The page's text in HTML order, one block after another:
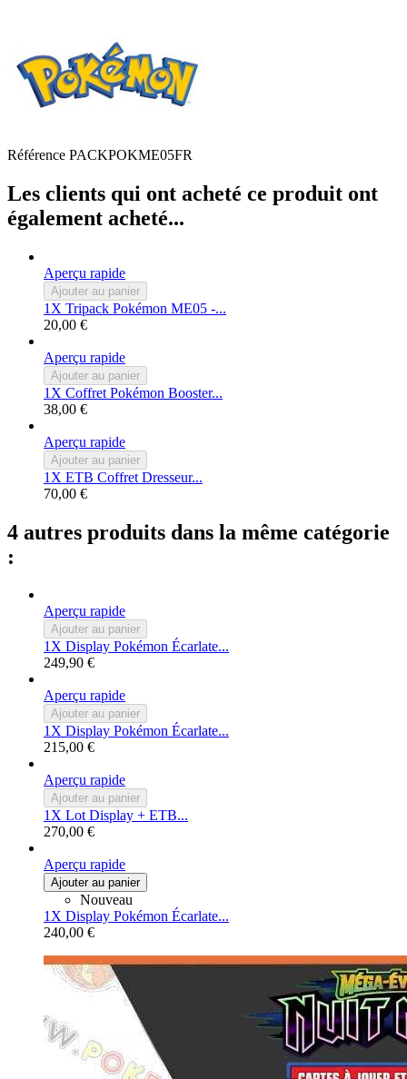
Référence PACKPOKME05FR
Les clients qui ont acheté ce produit ont
également acheté...
Aperçu rapide
Ajouter au panier
1X Tripack Pokémon ME05 -...
20,00 €
Aperçu rapide
Ajouter au panier
1X Coffret Pokémon Booster...
38,00 €
Aperçu rapide
Ajouter au panier
1X ETB Coffret Dresseur...
70,00 €
4 autres produits dans la même catégorie
:
Aperçu rapide
Ajouter au panier
1X Display Pokémon Écarlate...
249,90 €
Aperçu rapide
Ajouter au panier
1X Display Pokémon Écarlate...
215,00 €
Aperçu rapide
Ajouter au panier
1X Lot Display + ETB...
270,00 €
Aperçu rapide
Ajouter au panier
Nouveau
1X Display Pokémon Écarlate...
240,00 €